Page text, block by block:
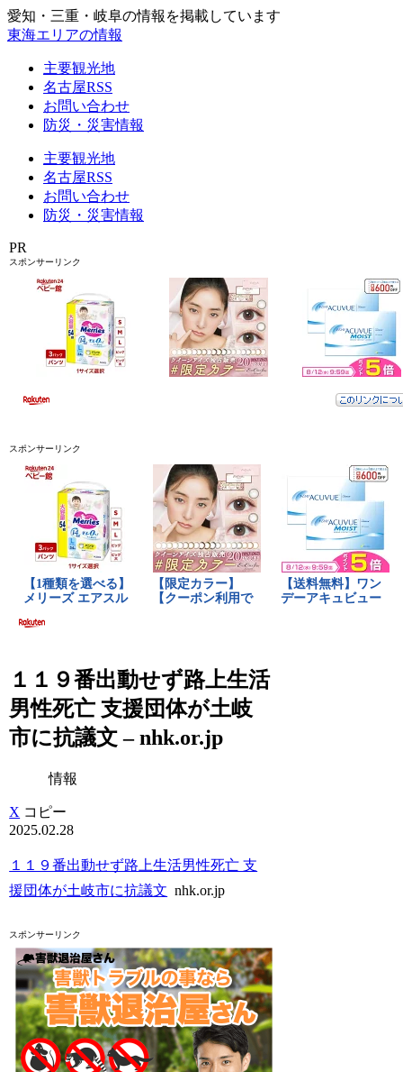
愛知・三重・岐阜の情報を掲載しています
東海エリアの情報
主要観光地
名古屋RSS
お問い合わせ
防災・災害情報
主要観光地
名古屋RSS
お問い合わせ
防災・災害情報
PR
スポンサーリンク
スポンサーリンク
１１９番出動せず路上生活
男性死亡 支援団体が土岐
市に抗議文 – nhk.or.jp
情報
X コピー
2025.02.28
１１９番出動せず路上生活男性死亡 支
援団体が土岐市に抗議文 nhk.or.jp
スポンサーリンク